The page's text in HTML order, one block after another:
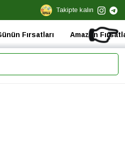
Takipte kalın
👉
Fırsatları Amazon